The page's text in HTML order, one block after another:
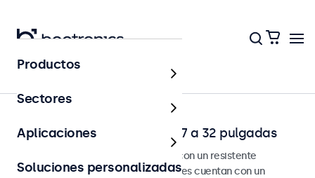
Página principal
Monitores de escritorio de 7 a 32 pulgadas
Monitores de escritorio diseñados con un resistente
reposapiés ajustable. Estos monitores cuentan con un
Productos
Sectores
Aplicaciones
Soluciones personalizadas